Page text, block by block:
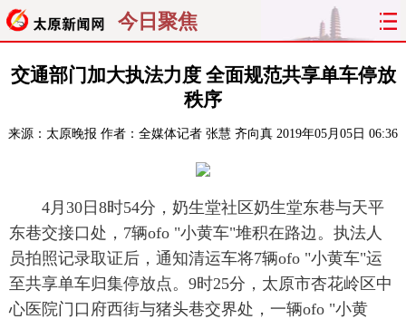
今日聚焦
首页 聚焦 太原 山西
旅游 理财 政务 教育
看天下 晋月读 最太原 网罗民生
太原日报 太原晚报 热评 社区
交通部门加大执法力度 全面规范共享单车停放
秩序
来源： 太原晚报 作者：全媒体记者 张慧 齐向真 2019年05月05日 06:36
4月30日8时54分，奶生堂社区奶生堂东巷与天平
东巷交接口处，7辆ofo "小黄车"堆积在路边。执法人
员拍照记录取证后，通知清运车将7辆ofo "小黄车"运
至共享单车归集停放点。9时25分，太原市杏花岭区中
心医院门口府西街与猪头巷交界处，一辆ofo "小黄